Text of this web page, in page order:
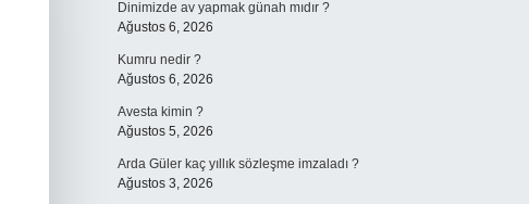
Dinimizde av yapmak günah mıdır ?
Ağustos 6, 2026
Kumru nedir ?
Ağustos 6, 2026
Avesta kimin ?
Ağustos 5, 2026
Arda Güler kaç yıllık sözleşme imzaladı ?
Ağustos 3, 2026